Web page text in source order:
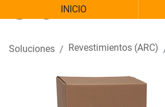
INICIO
Soluciones Revestimientos (ARC)